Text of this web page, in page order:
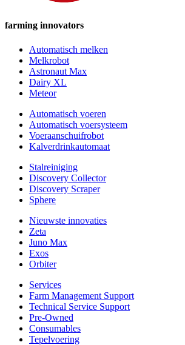
farming innovators
Automatisch melken
Melkrobot
Astronaut Max
Dairy XL
Meteor
Automatisch voeren
Automatisch voersysteem
Voeraanschuifrobot
Kalverdrinkautomaat
Stalreiniging
Discovery Collector
Discovery Scraper
Sphere
Nieuwste innovaties
Zeta
Juno Max
Exos
Orbiter
Services
Farm Management Support
Technical Service Support
Pre-Owned
Consumables
Tepelvoering